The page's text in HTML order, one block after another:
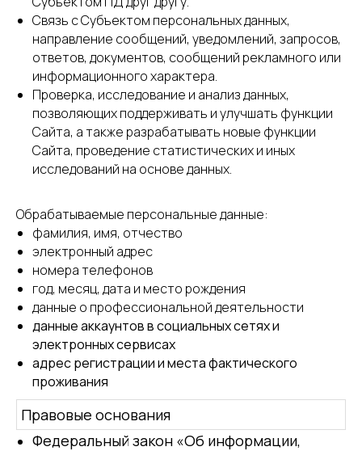
Связь с Субъектом персональных данных,
направление сообщений, уведомлений, запросов,
ответов, документов, сообщений рекламного или
информационного характера.
Проверка, исследование и анализ данных,
позволяющих поддерживать и улучшать функции
Сайта, а также разрабатывать новые функции
Сайта, проведение статистических и иных
исследований на основе данных.
Обрабатываемые персональные данные:
фамилия, имя, отчество
электронный адрес
номера телефонов
год, месяц, дата и место рождения
данные о профессиональной деятельности
данные аккаунтов в социальных сетях и
электронных сервисах
адрес регистрации и места фактического
проживания
Правовые основания
Федеральный закон «Об информации,